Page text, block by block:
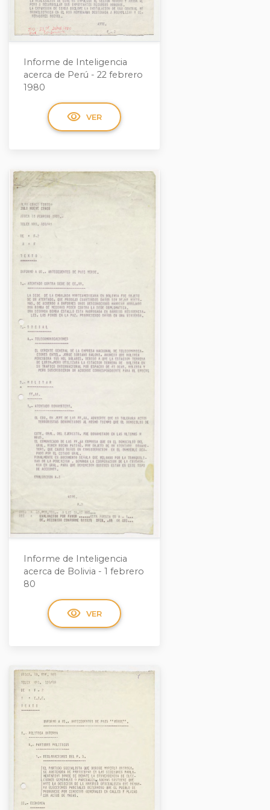
Informe de Inteligencia
acerca de Perú - 22 febrero
1980
visibility VER
Informe de Inteligencia
acerca de Bolivia - 1 febrero
80
visibility VER